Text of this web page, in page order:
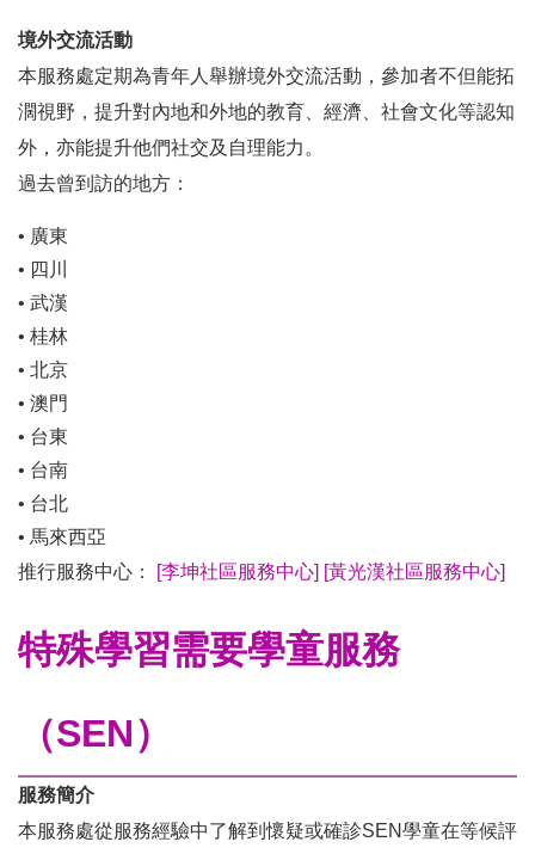
境外交流活動
本服務處定期為青年人舉辦境外交流活動，參加者不但能拓
濶視野，提升對內地和外地的教育、經濟、社會文化等認知
外，亦能提升他們社交及自理能力。
過去曾到訪的地方：
• 廣東
• 四川
• 武漢
• 桂林
• 北京
• 澳門
• 台東
• 台南
• 台北
• 馬來西亞
推行服務中心：
[李坤社區服務中心] [黃光漢社區服務中心]
特殊學習需要學童服務
（SEN）
服務簡介
本服務處從服務經驗中了解到懷疑或確診SEN學童在等候評